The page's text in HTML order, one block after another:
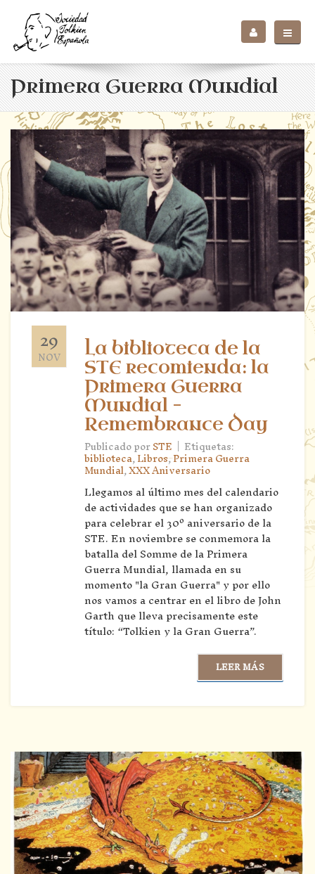
Primera Guerra Mundial
29
NOV
La biblioteca de la
STE recomienda: la
Primera Guerra
Mundial –
Remembrance Day
Publicado porSTE | Etiquetas:
biblioteca,Libros,Primera Guerra
Mundial,XXX Aniversario
Llegamos al último mes del calendario
de actividades que se han organizado
para celebrar el 30º aniversario de la
STE. En noviembre se conmemora la
batalla del Somme de la Primera
Guerra Mundial, llamada en su
momento "la Gran Guerra" y por ello
nos vamos a centrar en el libro de John
Garth que lleva precisamente este
título: “Tolkien y la Gran Guerra”.
LEER MÁS